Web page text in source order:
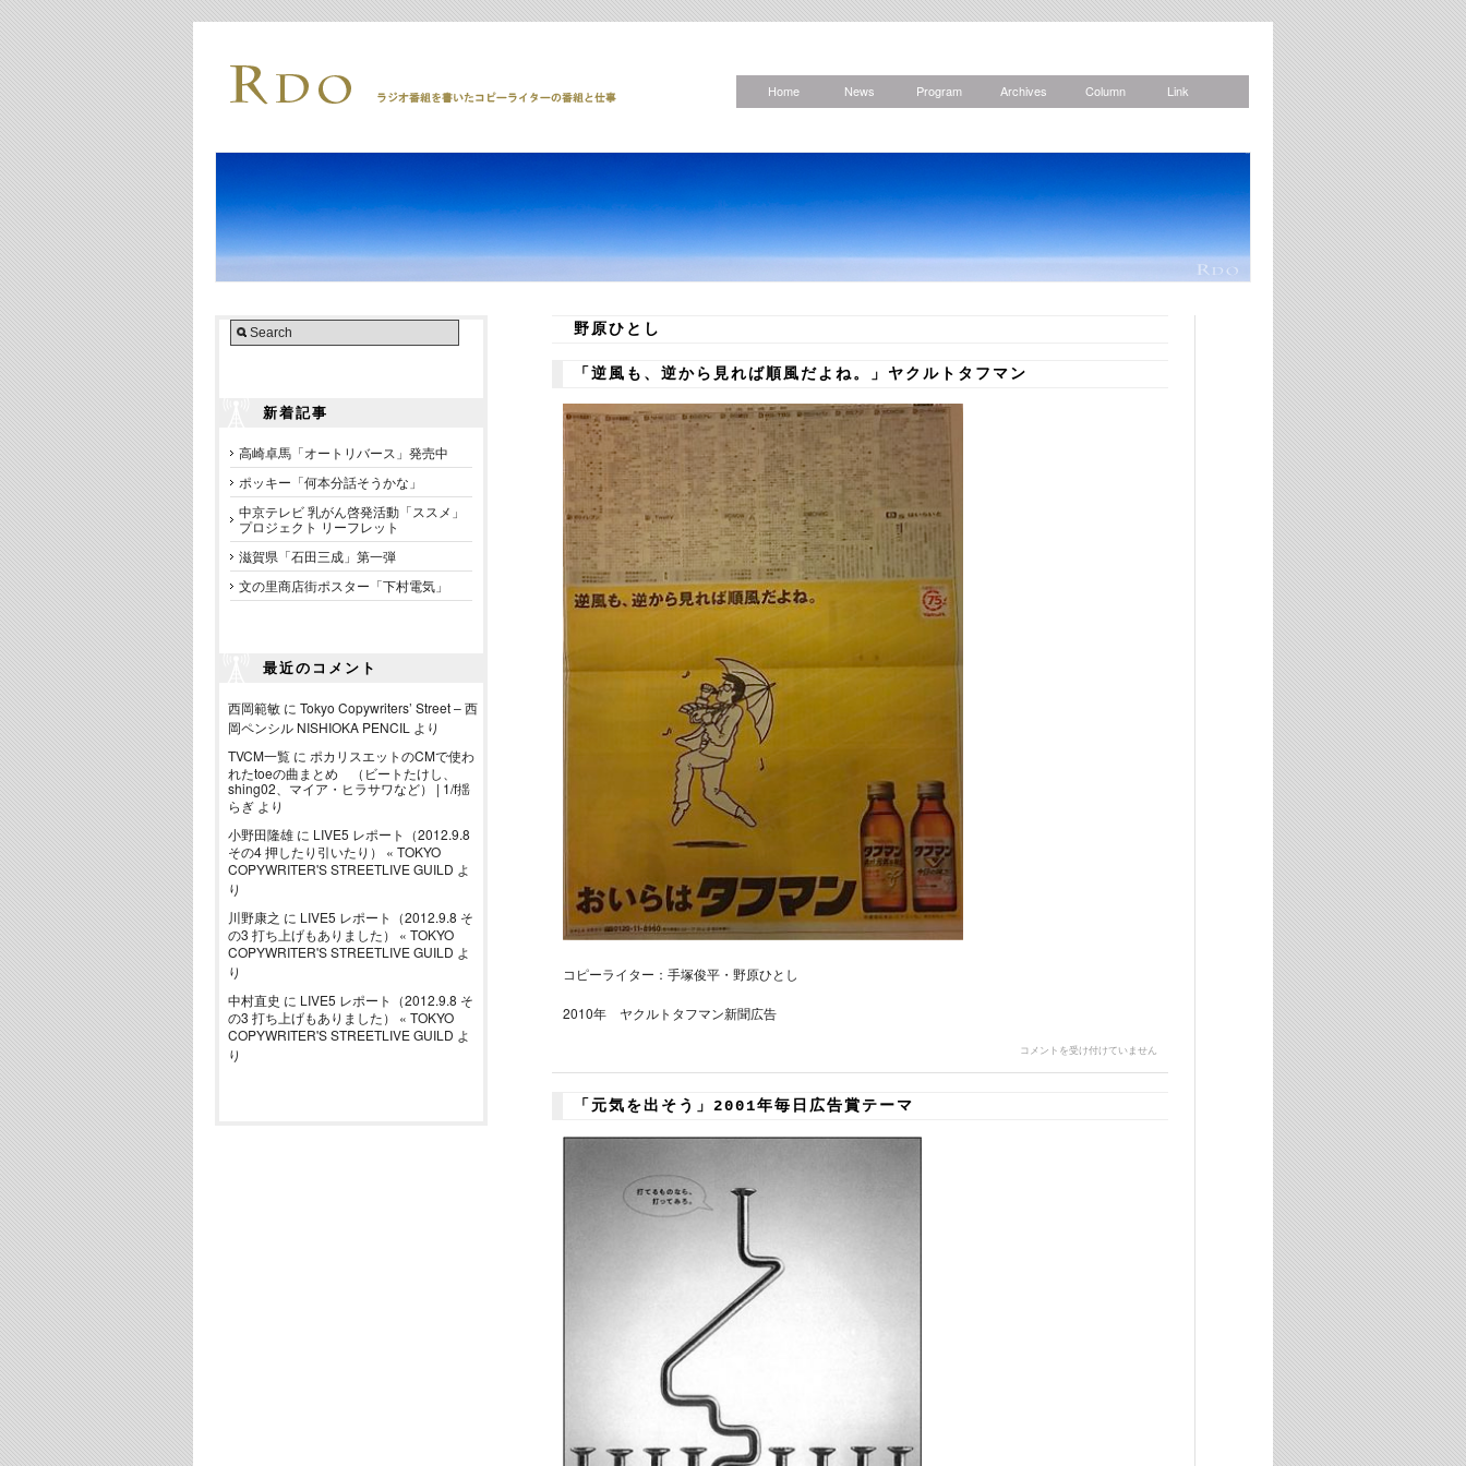
Home News Program Archives Column Link
新着記事
高崎卓馬「オートリバース」発売中
ポッキー「何本分話そうかな」
中京テレビ 乳がん啓発活動「ススメ」
プロジェクト リーフレット
滋賀県「石田三成」第一弾
文の里商店街ポスター「下村電気」
最近のコメント
西岡範敏 に Tokyo Copywriters’ Street – 西
岡ペンシル NISHIOKA PENCIL より
TVCM一覧 に ポカリスエットのCMで使わ
れたtoeの曲まとめ （ビートたけし、
shing02、マイア・ヒラサワなど） | 1/f揺
らぎ より
小野田隆雄 に LIVE5 レポート（2012.9.8
その4 押したり引いたり） « TOKYO
COPYWRITER'S STREETLIVE GUILD よ
り
川野康之 に LIVE5 レポート（2012.9.8 そ
の3 打ち上げもありました） « TOKYO
COPYWRITER'S STREETLIVE GUILD よ
り
中村直史 に LIVE5 レポート（2012.9.8 そ
の3 打ち上げもありました） « TOKYO
COPYWRITER'S STREETLIVE GUILD よ
り
野原ひとし
「逆風も、逆から見れば順風だよね。」ヤクルトタフマン
コピーライター：手塚俊平・野原ひとし
2010年 ヤクルトタフマン新聞広告
「逆
も、
コメントを受け付けていません
「元気を出そう」2001年毎日広告賞テーマ